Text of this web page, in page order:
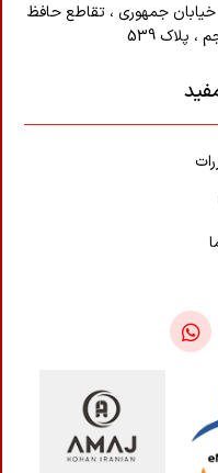
جمهوری ، تقاطع حافظ
، پلاک 539